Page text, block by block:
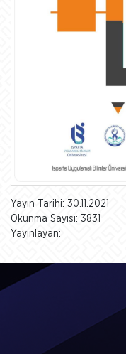
Yayın Tarihi: 30.11.2021
Okunma Sayısı: 3831
Yayınlayan: